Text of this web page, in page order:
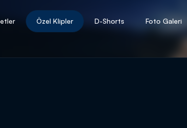
Özel Klipler D-Shorts Foto Galeri